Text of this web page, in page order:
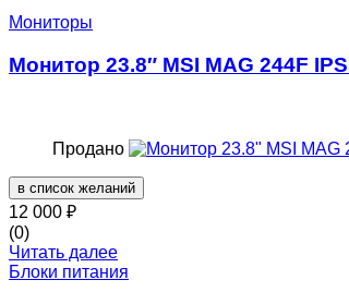
Мониторы
Монитор 23.8″ MSI MAG 244F
Продано
в список желаний
12 000 ₽
(0)
Читать далее
Блоки питания